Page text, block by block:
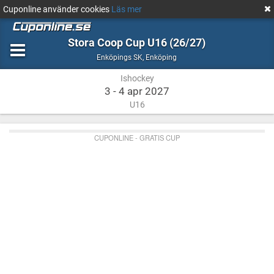
Cuponline använder cookies Läs mer
Stora Coop Cup U16 (26/27)
Enköpings SK, Ishockey
Enköping
Ishockey
3 - 4 apr 2027
U16
CUPONLINE - GRATIS CUP